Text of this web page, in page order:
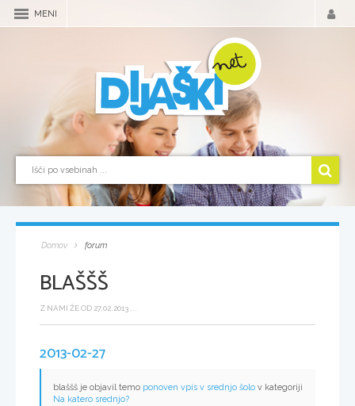
MENI
Domov forum
BLAŠŠŠ
Z NAMI ŽE OD 27.02.2013 ...
2013-02-27
blaššš je objavil temo ponoven vpis v srednjo šolo v kategoriji
Na katero srednjo?